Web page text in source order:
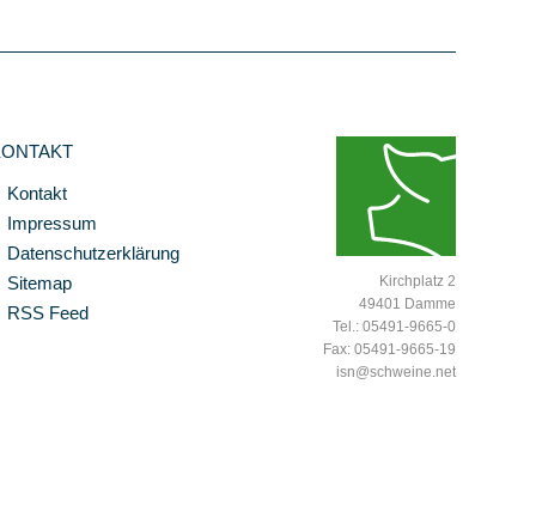
Kontakt
Impressum
Datenschutzerklärung
Sitemap
RSS Feed
Kirchplatz 2
49401 Damme
Tel.: 05491-9665-0
Fax: 05491-9665-19
isn@schweine.net